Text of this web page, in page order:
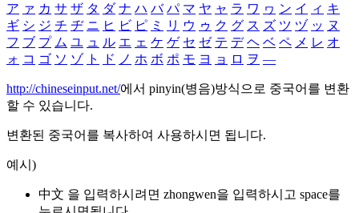
ア ァ カ サ ザ タ ダ ナ ハ バ パ マ ヤ ャ ラ ワ ヮ ン イ ィ キ
ギ シ ジ チ ヂ ニ ヒ ビ ピ ミ リ ウ ゥ ク グ ス ズ ツ ヅ ッ ヌ
フ ブ プ ム ユ ュ ル エ ェ ケ ゲ セ ゼ テ デ ヘ ベ ペ メ レ オ
ォ コ ゴ ソ ゾ ト ド ノ ホ ボ ポ モ ヨ ョ ロ ヲ ―
http://chineseinput.net/에서 pinyin(병음)방식으로 중국어를 변환
할 수 있습니다.
변환된 중국어를 복사하여 사용하시면 됩니다.
예시)
中文 을 입력하시려면 zhongwen을 입력하시고 space를